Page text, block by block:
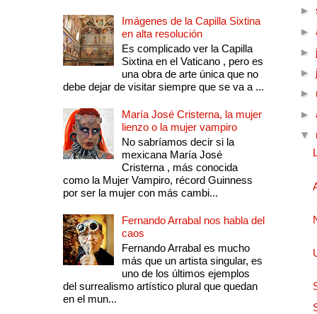
Imágenes de la Capilla Sixtina
en alta resolución
Es complicado ver la Capilla
Sixtina en el Vaticano , pero es
una obra de arte única que no
debe dejar de visitar siempre que se va a ...
María José Cristerna, la mujer
lienzo o la mujer vampiro
No sabríamos decir si la
mexicana María José
Cristerna , más conocida
como la Mujer Vampiro, récord Guinness
por ser la mujer con más cambi...
Fernando Arrabal nos habla del
caos
Fernando Arrabal es mucho
más que un artista singular, es
uno de los últimos ejemplos
del surrealismo artístico plural que quedan
en el mun...
►
►
►
►
►
►
▼